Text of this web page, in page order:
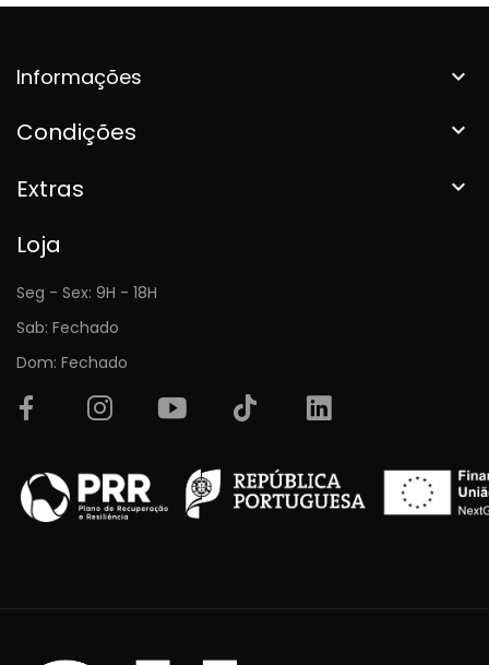
Informações 
Condições 
Extras 
Loja
Seg - Sex: 9H - 18H
Sab: Fechado
Dom: Fechado